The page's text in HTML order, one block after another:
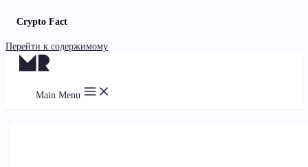
Crypto Fact
Перейти к содержимому
Main Menu